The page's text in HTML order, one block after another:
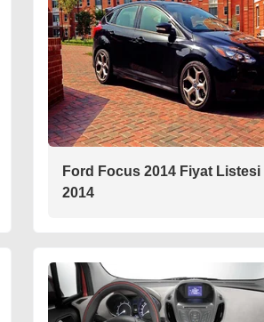
Ford Focus 2014 Fiyat Listesi
2014